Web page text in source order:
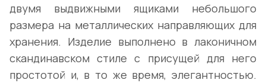
двумя выдвижными ящиками небольшого
размера на металлических направляющих для
хранения. Изделие выполнено в лаконичном
скандинавском стиле с присущей для него
простотой и, в то же время, элегантностью.